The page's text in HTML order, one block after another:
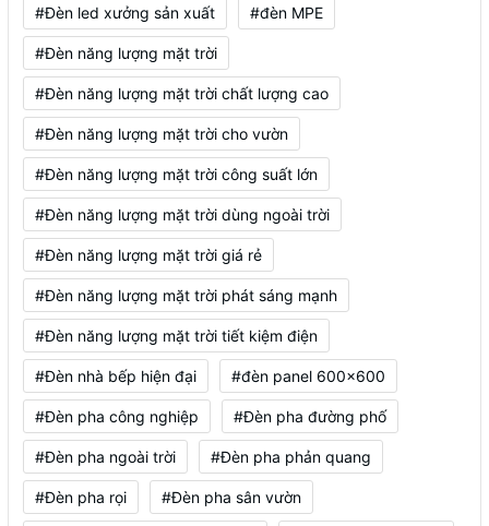
#Đèn led xưởng sản xuất #đèn MPE
#Đèn năng lượng mặt trời
#Đèn năng lượng mặt trời chất lượng cao
#Đèn năng lượng mặt trời cho vườn
#Đèn năng lượng mặt trời công suất lớn
#Đèn năng lượng mặt trời dùng ngoài trời
#Đèn năng lượng mặt trời giá rẻ
#Đèn năng lượng mặt trời phát sáng mạnh
#Đèn năng lượng mặt trời tiết kiệm điện
#Đèn nhà bếp hiện đại #đèn panel 600x600
#Đèn pha công nghiệp #Đèn pha đường phố
#Đèn pha ngoài trời #Đèn pha phản quang
#Đèn pha rọi #Đèn pha sân vườn